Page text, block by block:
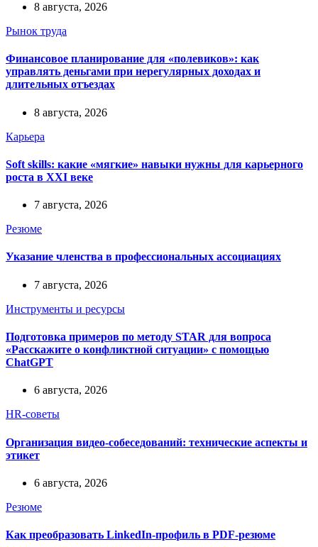
8 августа, 2026
Рынок труда
Финансовое планирование для «полевиков»: как
управлять деньгами при нерегулярных доходах и
длительных отъездах
8 августа, 2026
Карьера
Soft skills: какие «мягкие» навыки нужны для карьерного
роста в XXI веке
7 августа, 2026
Резюме
Указание членства в профессиональных ассоциациях
7 августа, 2026
Инструменты и ресурсы
Подготовка примеров по методу STAR для вопроса
«Расскажите о конфликтной ситуации» с помощью
ChatGPT
6 августа, 2026
HR-советы
Организация видео-собеседований: технические аспекты и
этикет
6 августа, 2026
Резюме
Как преобразовать LinkedIn-профиль в PDF-резюме